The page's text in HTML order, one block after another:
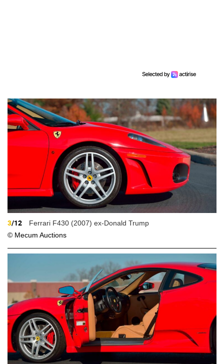
3/12
Ferrari F430 (2007) ex-Donald Trump
© Mecum Auctions